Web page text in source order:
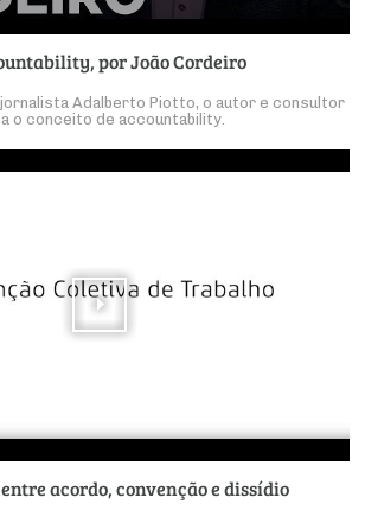
por João Cordeiro
Adalberto Piotto, o autor e consultor
o conceito de accountability.
acordo, convenção e dissídio